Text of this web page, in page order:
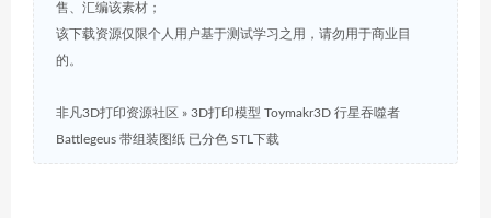
售、汇编该素材；
该下载资源仅限个人用户基于测试学习之用，请勿用于商业目
的。
非凡3D打印资源社区 » 3D打印模型 Toymakr3D 行星吞噬者
Battlegeus 带组装图纸 已分色 STL下载